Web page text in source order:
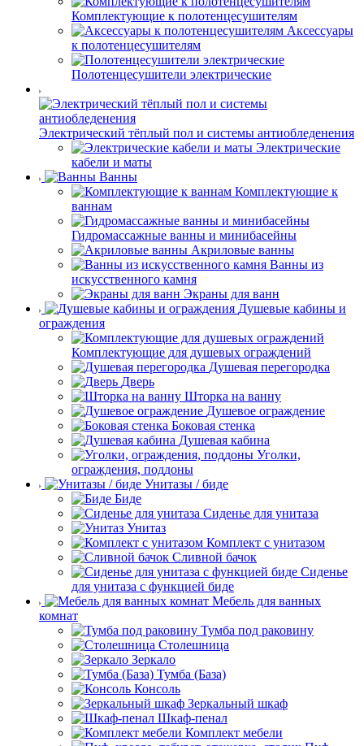
Комплектующие к полотенцесушителям
Аксессуары
к полотенцесушителям
Полотенцесушители электрические
Электрический тёплый пол и системы антиобледенения
Электрические
кабели и маты
Ванны
Комплектующие к
ваннам
Гидромассажные ванны и минибасейны
Акриловые ванны
Ванны из
искусственного камня
Экраны для ванн
Душевые кабины и
ограждения
Комплектующие для душевых ограждений
Душевая перегородка
Дверь
Шторка на ванну
Душевое ограждение
Боковая стенка
Душевая кабина
Уголки,
ограждения, поддоны
Унитазы / биде
Биде
Сиденье для унитаза
Унитаз
Комплект с унитазом
Сливной бачок
Сиденье
для унитаза с функцией биде
Мебель для ванных
комнат
Тумба под раковину
Столешница
Зеркало
Тумба (База)
Консоль
Зеркальный шкаф
Шкаф-пенал
Комплект мебели